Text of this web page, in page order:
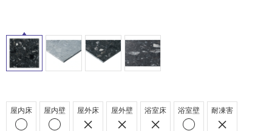
屋内床 屋内壁 屋外床 屋外壁 浴室床 浴室壁 耐凍害
タ
イ
ル